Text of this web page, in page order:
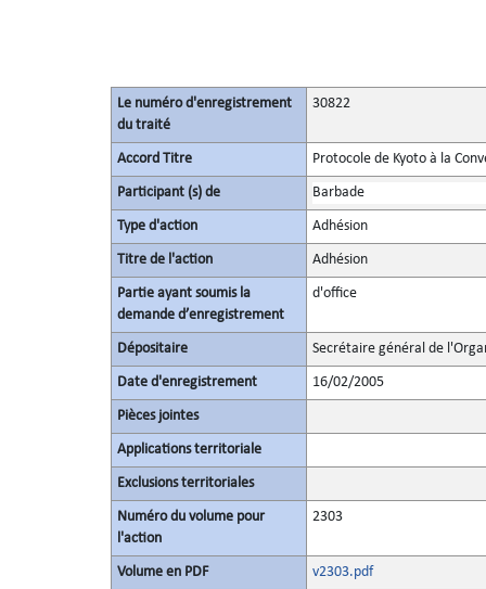
Le numéro d'enregistrement
du traité
30822
Accord Titre Protocole de Kyoto à la
Participant (s) de Barbade
Type d'action Adhésion
Titre de l'action Adhésion
Partie ayant soumis la
demande d’enregistrement
d'office
Dépositaire Secrétaire général de
Date d'enregistrement 16/02/2005
Pièces jointes
Applications territoriale
Exclusions territoriales
Numéro du volume pour
l'action
2303
Volume en PDF v2303.pdf